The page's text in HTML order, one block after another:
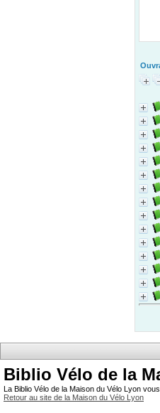
Biblio Vélo de la
La Biblio Vélo de la Maison du Vélo Lyon
Retour au site de la Maison du Vélo Lyon